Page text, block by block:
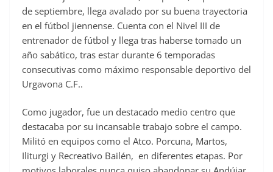
de septiembre, llega avalado por su buena trayectoria
en el fútbol jiennense. Cuenta con el Nivel III de
entrenador de fútbol y llega tras haberse tomado un
año sabático, tras estar durante 6 temporadas
consecutivas como máximo responsable deportivo del
Urgavona C.F..
Como jugador, fue un destacado medio centro que
destacaba por su incansable trabajo sobre el campo.
Militó en equipos como el Atco. Porcuna, Martos,
Iliturgi y Recreativo Bailén, en diferentes etapas. Por